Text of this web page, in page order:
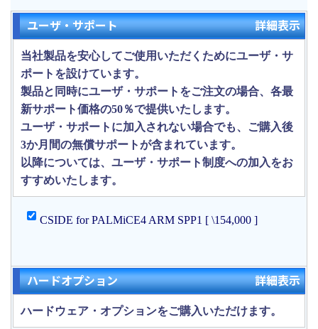
ユーザ・サポート 詳細表示
当社製品を安心してご使用いただくためにユーザ・サ
ポートを設けています。
製品と同時にユーザ・サポートをご注文の場合、各最
新サポート価格の50％で提供いたします。
ユーザ・サポートに加入されない場合でも、ご購入後
3か月間の無償サポートが含まれています。
以降については、ユーザ・サポート制度への加入をお
すすめいたします。
CSIDE for PALMiCE4 ARM SPP1 [ \154,000 ]
ハードオプション 詳細表示
ハードウェア・オプションをご購入いただけます。